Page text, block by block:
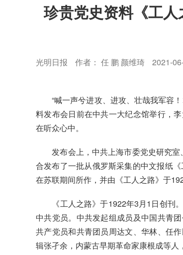
珍贵党史资料《工
光明日报 作者： 任 鹏 颜维琦 2021-
“喊一声兮进攻、进攻、壮哉我军容
料发布会日前在中共一大纪念馆举行，
在听众心中。
发布会上，中共上海市委党史研究室
合发布了一批从俄罗斯采集的中文报纸
在苏联期间所作，并由《工人之路》于
《工人之路》于1922年3月1日创刊。
中共党员。中共发起组成员及中国共青
共产党员和共青团员周达文、华林、任
辑张孑余，内蒙古早期革命家康根成等人